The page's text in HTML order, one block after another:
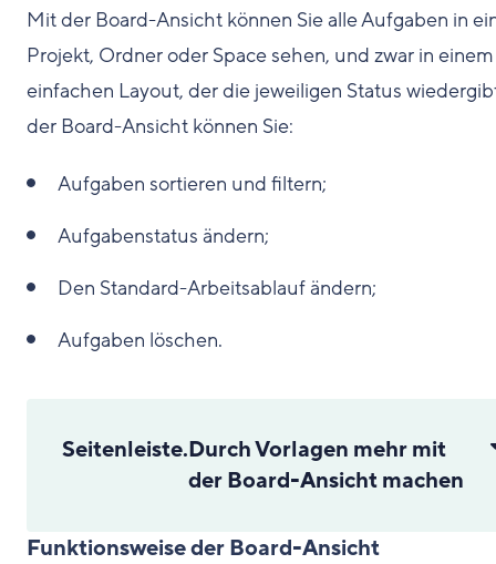
Mit der Board-Ansicht können Sie alle Aufgaben in
Projekt, Ordner oder Space sehen, und zwar in einem
einfachen Layout, der die jeweiligen Status
der Board-Ansicht können Sie:
Aufgaben sortieren und filtern;
Aufgabenstatus ändern;
Den Standard-Arbeitsablauf ändern;
Aufgaben löschen.
Seitenleiste.Durch Vorlagen mehr mit
der Board-Ansicht machen
Funktionsweise der Board-Ansicht